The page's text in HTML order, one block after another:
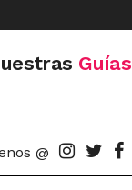
Guías
@